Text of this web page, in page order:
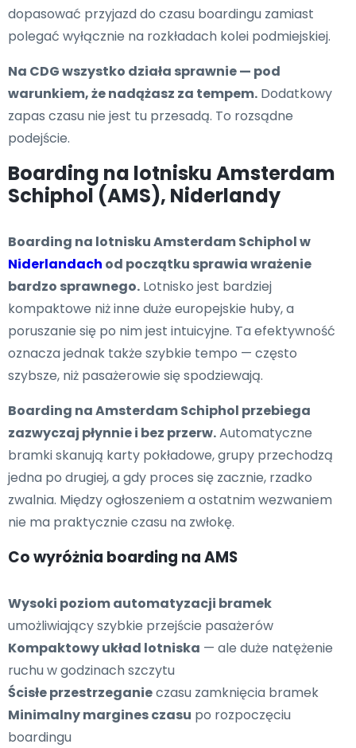
dopasować przyjazd do czasu boardingu zamiast
polegać wyłącznie na rozkładach kolei podmiejskiej.
Na CDG wszystko działa sprawnie — pod
warunkiem, że nadążasz za tempem. Dodatkowy
zapas czasu nie jest tu przesadą. To rozsądne
podejście.
Boarding na lotnisku Amsterdam
Schiphol (AMS), Niderlandy
Boarding na lotnisku Amsterdam Schiphol w
Niderlandach od początku sprawia wrażenie
bardzo sprawnego. Lotnisko jest bardziej
kompaktowe niż inne duże europejskie huby, a
poruszanie się po nim jest intuicyjne. Ta efektywność
oznacza jednak także szybkie tempo — często
szybsze, niż pasażerowie się spodziewają.
Boarding na Amsterdam Schiphol przebiega
zazwyczaj płynnie i bez przerw.Automatyczne
bramki skanują karty pokładowe, grupy przechodzą
jedna po drugiej, a gdy proces się zacznie, rzadko
zwalnia. Między ogłoszeniem a ostatnim wezwaniem
nie ma praktycznie czasu na zwłokę.
Co wyróżnia boarding na AMS
Wysoki poziom automatyzacji bramek
umożliwiający szybkie przejście pasażerów
Kompaktowy układ lotniska — ale duże natężenie
ruchu w godzinach szczytu
Ścisłe przestrzeganieczasu zamknięcia bramek
Minimalny margines czasu po rozpoczęciu
boardingu